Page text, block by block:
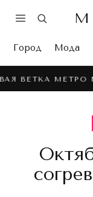
Город Мода
МЕТРО M4✦